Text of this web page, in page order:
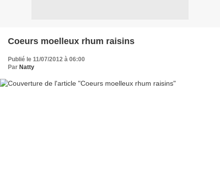
Coeurs moelleux rhum raisins
Publié le 11/07/2012 à 06:00
Par Natty